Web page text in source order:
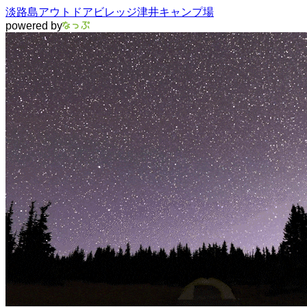
淡路島アウトドアビレッジ津井キャンプ場
powered by